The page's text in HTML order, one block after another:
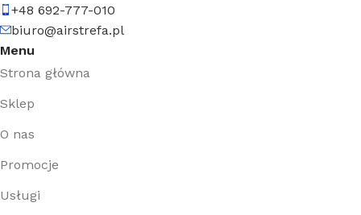
+48 692-777-010
biuro@airstrefa.pl
Menu
Strona główna
Sklep
O nas
Promocje
Usługi